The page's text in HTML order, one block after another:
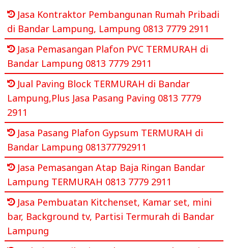
Jasa Kontraktor Pembangunan Rumah Pribadi
di Bandar Lampung, Lampung 0813 7779 2911
Jasa Pemasangan Plafon PVC TERMURAH di
Bandar Lampung 0813 7779 2911
Jual Paving Block TERMURAH di Bandar
Lampung,Plus Jasa Pasang Paving 0813 7779
2911
Jasa Pasang Plafon Gypsum TERMURAH di
Bandar Lampung 081377792911
Jasa Pemasangan Atap Baja Ringan Bandar
Lampung TERMURAH 0813 7779 2911
Jasa Pembuatan Kitchenset, Kamar set, mini
bar, Background tv, Partisi Termurah di Bandar
Lampung